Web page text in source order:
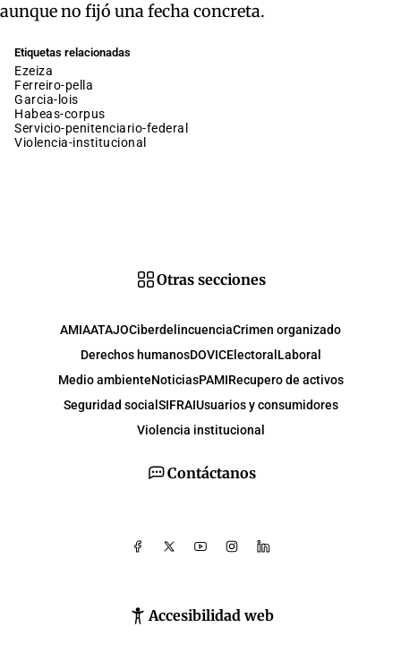
aunque no fijó una fecha concreta.
Etiquetas relacionadas
ezeiza
ferreiro-pella
garcia-lois
habeas-corpus
servicio-penitenciario-federal
violencia-institucional
Contáctanos
Accesibilidad web
Otras secciones
AMIAATAJOCiberdelincuenciaCrimen organizado
Derechos humanosDOVICElectoral Laboral
Medio ambienteNoticiasPAMIRecupero de activos
Seguridad social SIFRAIUsuarios y consumidores
Violencia institucional